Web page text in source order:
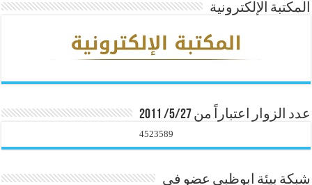
المكتبة الإلكترونية
عدد الزوار اعتباراً من 5/27/ 2011
4523589
شبكة بيئة ابوظبي عضو في